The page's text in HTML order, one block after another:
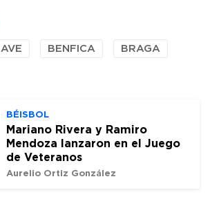
AVE BENFICA BRAGA
BÉISBOL
Mariano Rivera y Ramiro
Mendoza lanzaron en el Juego
de Veteranos
Aurelio Ortiz González